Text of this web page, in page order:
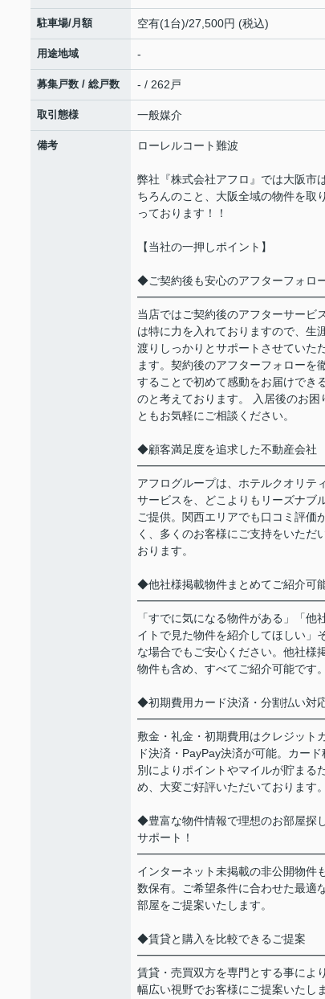
駐車場/月額 空有(1台)/27,500円 (税込)
用途地域 -
募集戸数 / 総戸数 - / 262戸
取引態様 一般媒介
備考 ローレルコート難波
弊社『株式会社アフロ』では大阪市
ちろんのこと、大阪全域の物件を取
っております！！
【当社の一押しポイント】
◆ご契約後も安心のアフターフォロ
当店ではご契約後のアフターサービ
は特に力を入れておりますので、生
渡りしっかりとサポートさせていた
ます。契約後のアフターフォローを
することで初めて感動をお届けでき
のと考えております。 入居後のお困
ともお気軽にご相談ください。
◆顧客満足度を追求した不動産会社
アフログループは、ホテルクオリテ
サービスを、どこよりもリーズナブ
ご提供。関西エリアでも口コミ評価
く、多くのお客様にご支持をいただ
おります。
◆他社様掲載物件まとめてご紹介可
「すでに気になる物件がある」「他
イトで見た物件を紹介してほしい」
な場合でもご安心ください。他社様
物件も含め、すべてご紹介可能です。
◆初期費用カード決済・分割払い対
敷金・礼金・初期費用はクレジット
ド決済・PayPay決済が可能。カード
別によりポイントやマイルが貯まる
め、大変ご好評いただいております。
◆豊富な物件情報で理想のお部屋探
サポート！
インターネット未掲載の非公開物件
数保有。ご希望条件に合わせた最適
部屋をご提案いたします。
◆賃貸と購入を比較できるご提案
賃貸・売買双方を専門とする事により
幅広い視野でお客様にご提案いたしま